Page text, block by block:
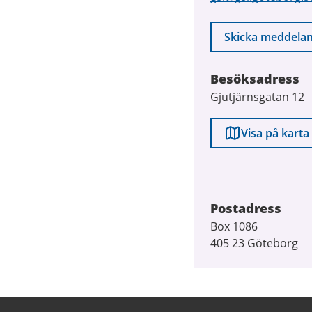
Skicka
Besöksadress
Gjutjärnsgatan 12
Visa på karta
Postadress
Box 1086
405 23 Göteborg